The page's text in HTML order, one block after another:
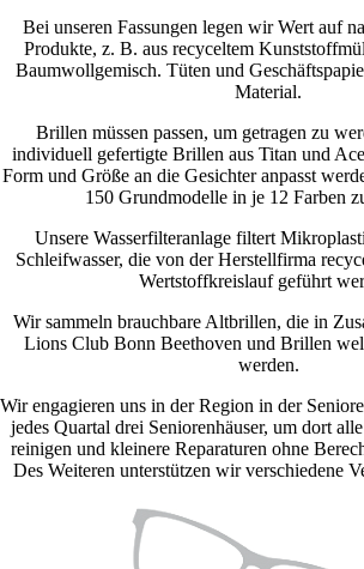
Bei unseren Fassungen legen wir Wert auf
Produkte, z. B. aus recyceltem
Baumwollgemisch. Tüten und
Material.
Brillen müssen passen, um getragen zu
individuell gefertigte Brillen aus Titan und
Form und Größe an die Gesichter anpasst
150 Grundmodelle in je 12 Farben
Unsere Wasserfilteranlage filtert
Schleifwasser, die von der Herstellfirma
Wertstoffkreislauf geführt
Wir sammeln brauchbare Altbrillen, die in
Lions Club Bonn Beethoven und Brillen
werden.
Wir engagieren uns in der Region in der
jedes Quartal drei Seniorenhäuser, um dort
reinigen und kleinere Reparaturen ohne
Des Weiteren unterstützen wir verschiedene